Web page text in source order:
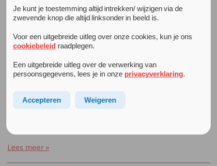
geldt een draagplicht voor mondkapjes op onze locaties.
Je mag het mondkapje afzetten zodra je […]
Lees meer »
verwijzers 18 mei 2020
Update gevolgen voor verwijzers
Hierbij informeren wij u graag over de stand van zaken van
onze Corona-maatregelen en over de stappen die wij
Lees meer »
Je kunt je toestemming altijd intrekken/ wijzigen via de
zwevende knop die altijd linksonder in beeld is.
Voor een uitgebreide uitleg over onze cookies, kun je ons
cookiebeleid raadplegen.
Een uitgebreide uitleg over de verwerking van
persoonsgegevens, lees je in onze privacyverklaring.
Accepteren Weigeren